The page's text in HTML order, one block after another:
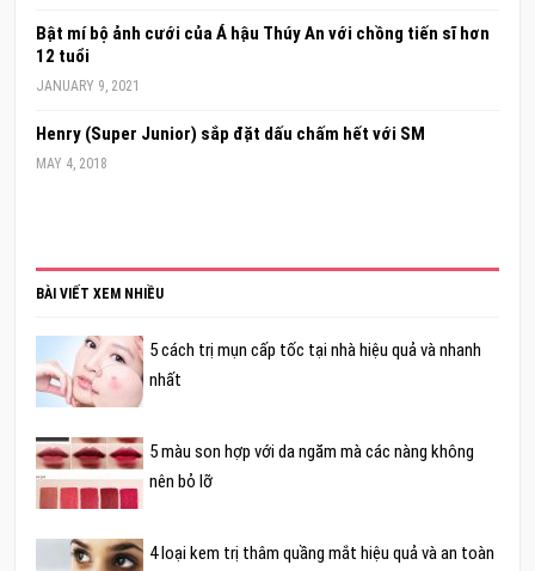
Bật mí bộ ảnh cưới của Á hậu Thúy An với chồng tiến sĩ hơn
12 tuổi
JANUARY 9, 2021
Henry (Super Junior) sắp đặt dấu chấm hết với SM
MAY 4, 2018
BÀI VIẾT XEM NHIỀU
5 cách trị mụn cấp tốc tại nhà hiệu quả và nhanh
nhất
5 màu son hợp với da ngăm mà các nàng không
nên bỏ lỡ
4 loại kem trị thâm quầng mắt hiệu quả và an toàn